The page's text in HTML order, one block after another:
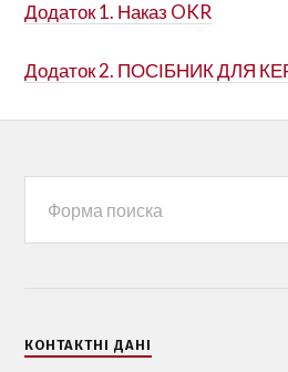
Додаток 1. Наказ OKR
Додаток 2. ПОСІБНИК ДЛЯ
КОНТАКТНІ ДАНІ